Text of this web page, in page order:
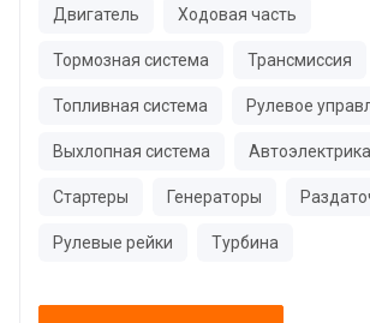
Двигатель Ходовая часть
Тормозная система Трансмиссия
Топливная система Рулевое
Выхлопная система Автоэлектрика
Стартеры Генераторы
Рулевые рейки Турбина